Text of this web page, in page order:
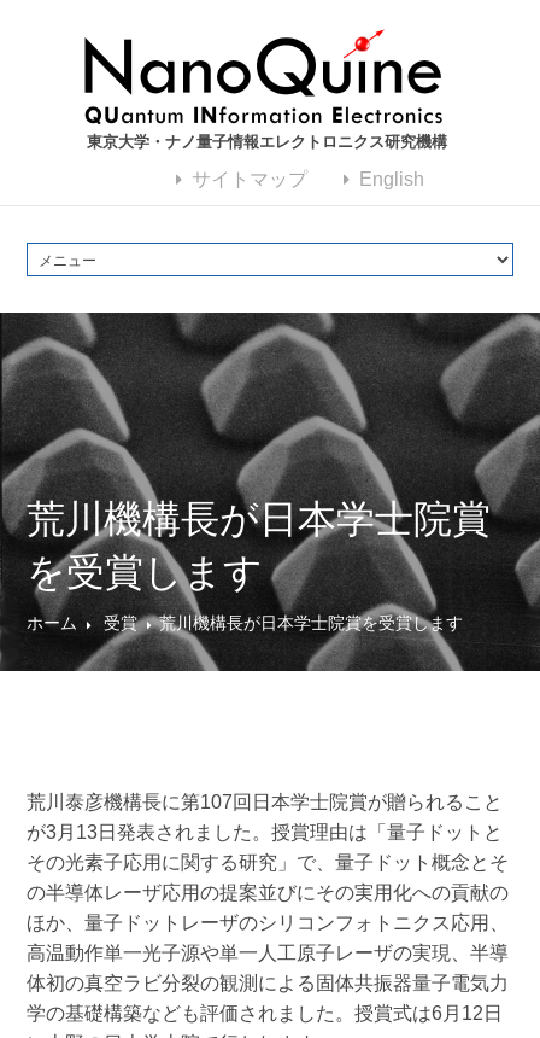
東京大学・ナノ量子情報エレクトロニクス研究機構
サイトマップ English
荒川機構長が日本学士院賞
を受賞します
ホーム 受賞 荒川機構長が日本学士院賞を受賞します
荒川泰彦機構長に第107回日本学士院賞が贈られること
が3月13日発表されました。授賞理由は「量子ドットと
その光素子応用に関する研究」で、量子ドット概念とそ
の半導体レーザ応用の提案並びにその実用化への貢献の
ほか、量子ドットレーザのシリコンフォトニクス応用、
高温動作単一光子源や単一人工原子レーザの実現、半導
体初の真空ラビ分裂の観測による固体共振器量子電気力
学の基礎構築なども評価されました。授賞式は6月12日